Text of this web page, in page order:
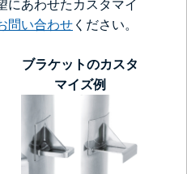
にあわせたカスタマイ
問い合わせ ください。
ブラケットのカスタ
マイズ例